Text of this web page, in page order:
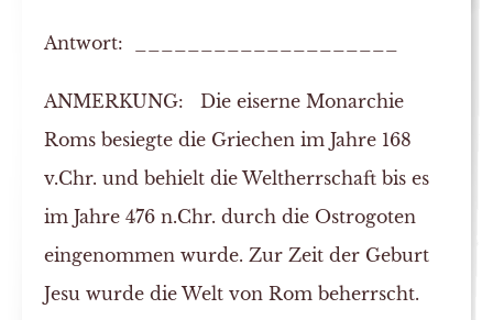
Antwort: ____________________
ANMERKUNG: Die eiserne Monarchie
Roms besiegte die Griechen im Jahre 168
v.Chr. und behielt die Weltherrschaft bis es
im Jahre 476 n.Chr. durch die Ostrogoten
eingenommen wurde. Zur Zeit der Geburt
Jesu wurde die Welt von Rom beherrscht.